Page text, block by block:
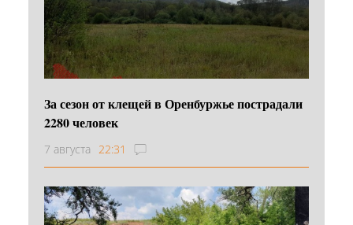
За сезон от клещей в Оренбуржье пострадали
2280 человек
7 августа 22:31